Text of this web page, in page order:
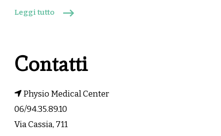
Leggi tutto
Contatti
Physio Medical Center
06/94.35.89.10
Via Cassia, 711